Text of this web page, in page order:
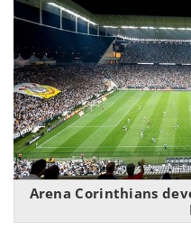
Arena Corinthians